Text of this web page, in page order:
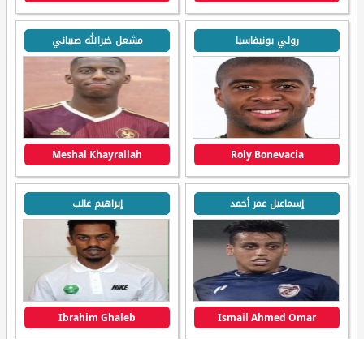
رولي بونيفاسيا
Roly Bonevacia
مشعل خيرالله صبياني
Meshal Khayrallah
إسماعيل عمر أحمد
Ismail Ahmed Omar
إبراهيم غالب
Ibrahim Ghaleb